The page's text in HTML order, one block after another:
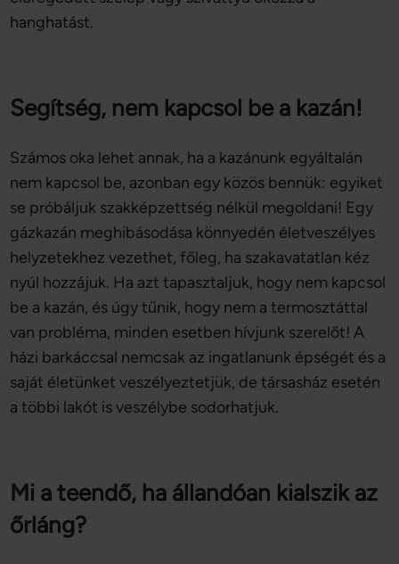
hanghatást.
Segítség, nem kapcsol be a kazán!
Számos oka lehet annak, ha a kazánunk egyáltalán
nem kapcsol be, azonban egy közös bennük: egyiket
se próbáljuk szakképzettség nélkül megoldani! Egy
gázkazán meghibásodása könnyedén életveszélyes
helyzetekhez vezethet, főleg, ha szakavatatlan kéz
nyúl hozzájuk. Ha azt tapasztaljuk, hogy nem kapcsol
be a kazán, és úgy tűnik, hogy nem a termosztáttal
van probléma, minden esetben hívjunk szerelőt! A
házi barkáccsal nemcsak az ingatlanunk épségét és a
saját életünket veszélyeztetjük, de társasház esetén
a többi lakót is veszélybe sodorhatjuk.
Mi a teendő, ha állandóan kialszik az
őrláng?